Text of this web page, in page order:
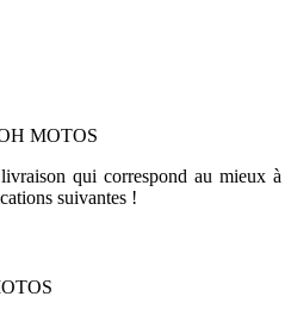
qui correspond au mieux à
suivantes !